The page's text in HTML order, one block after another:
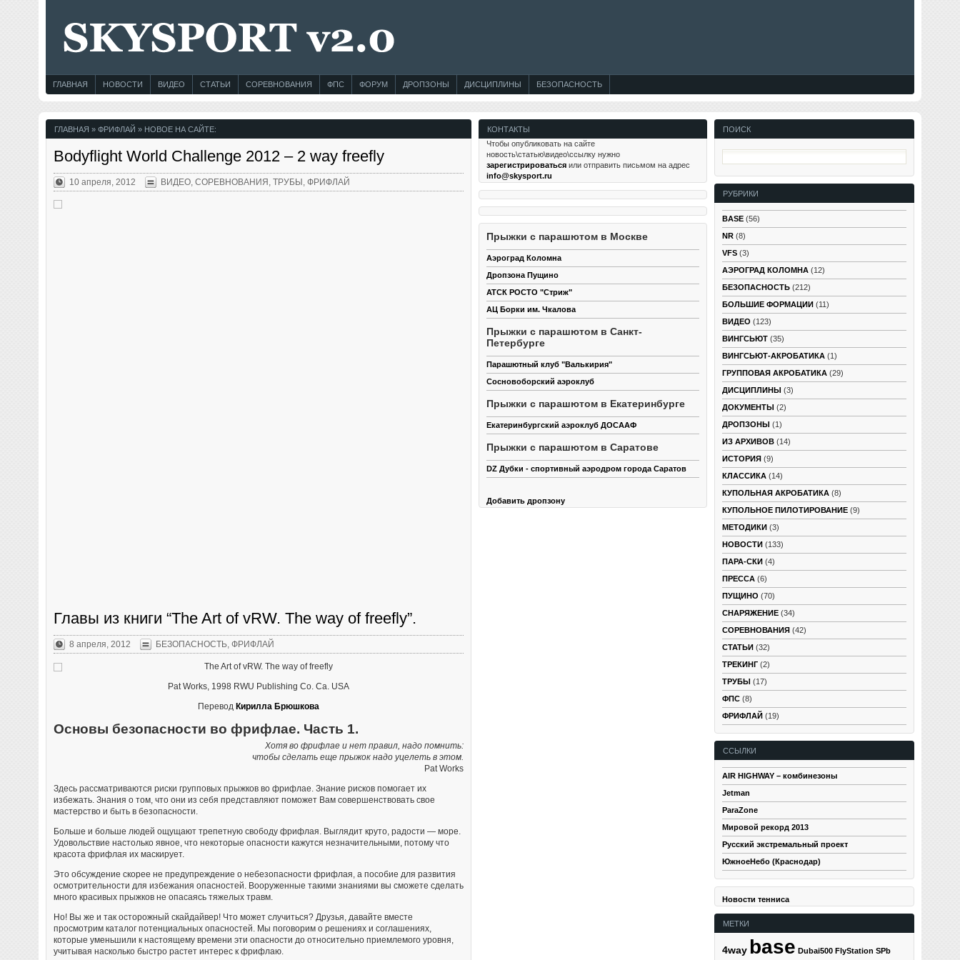
ГЛАВНАЯ НОВОСТИ ВИДЕО СТАТЬИ СОРЕВНОВАНИЯ ФПС ФОРУМ ДРОПЗОНЫ ДИСЦИПЛИНЫ БЕЗОПАСНОСТЬ
ГЛАВНАЯ » ФРИФЛАЙ » НОВОЕ НА САЙТЕ:
Bodyflight World Challenge 2012 – 2 way freefly
10 апреля, 2012 ВИДЕО, СОРЕВНОВАНИЯ ТРУБЫ ФРИФЛАЙ
Главы из книги “The Art of vRW. The way of freefly”.
8 апреля, 2012 БЕЗОПАСНОСТЬ, ФРИФЛАЙ
The Art of vRW. The way of freefly
Pat Works, 1998 RWU Publishing Co. Ca. USA
Перевод Кирилла Брюшкова
Основы безопасности во фрифлае. Часть 1.
Хотя во фрифлае и нет правил, надо помнить:
чтобы сделать еще прыжок надо уцелеть в этом.
Pat Works
Здесь рассматриваются риски групповых прыжков во фрифлае. Знание рисков помогает их
избежать. Знания о том, что они из себя представляют поможет Вам совершенствовать свое
мастерство и быть в безопасности.
Больше и больше людей ощущают трепетную свободу фрифлая. Выглядит круто, радости — море.
Удовольствие настолько явное, что некоторые опасности кажутся незначительными, потому что
красота фрифлая их маскирует.
Это обсуждение скорее не предупреждение о небезопасности фрифлая, а пособие для развития
осмотрительности для избежания опасностей. Вооруженные такими знаниями вы сможете сделать
много красивых прыжков не опасаясь тяжелых травм.
Но! Вы же и так осторожный скайдайвер! Что может случиться? Друзья, давайте вместе
просмотрим каталог потенциальных опасностей. Мы поговорим о решениях и соглашениях,
которые уменьшили к настоящему времени эти опасности до относительно приемлемого уровня,
учитывая насколько быстро растет интерес к фрифлаю.
ПОИСК
РУБРИКИ
BASE (56)
NR (8)
VFS (3)
АЭРОГРАД КОЛОМНА (12)
БЕЗОПАСНОСТЬ (212)
БОЛЬШИЕ ФОРМАЦИИ (11)
ВИДЕО (123)
ВИНГСЬЮТ (35)
ВИНГСЬЮТ-АКРОБАТИКА (1)
ГРУППОВАЯ АКРОБАТИКА (29)
ДИСЦИПЛИНЫ (3)
ДОКУМЕНТЫ (2)
ДРОПЗОНЫ (1)
ИЗ АРХИВОВ (14)
ИСТОРИЯ (9)
КЛАССИКА (14)
КУПОЛЬНАЯ АКРОБАТИКА (8)
КУПОЛЬНОЕ ПИЛОТИРОВАНИЕ (9)
МЕТОДИКИ (3)
НОВОСТИ (133)
ПАРА-СКИ (4)
ПРЕССА (6)
ПУЩИНО (70)
СНАРЯЖЕНИЕ (34)
СОРЕВНОВАНИЯ (42)
СТАТЬИ (32)
ТРЕКИНГ (2)
ТРУБЫ (17)
ФПС (8)
ФРИФЛАЙ (19)
ССЫЛКИ
AIR HIGHWAY – комбинезоны
Jetman
ParaZone
Мировой рекорд 2013
Русский экстремальный проект
ЮжноеНебо (Краснодар)
Новости тенниса
МЕТКИ
4way base Dubai500 FlyStation SPb
КОНТАКТЫ
Чтобы опубликовать на сайте
новость\статью\видео\ссылку нужно
зарегистрироваться или отправить письмом на адрес
info@skysport.ru
Прыжки с парашютом в Москве
Аэроград Коломна
Дропзона Пущино
АТСК РОСТО "Стриж"
АЦ Борки им. Чкалова
Прыжки с парашютом в Санкт-
Петербурге
Парашютный клуб "Валькирия"
Сосновоборский аэроклуб
Прыжки с парашютом в Екатеринбурге
Екатеринбургский аэроклуб ДОСААФ
Прыжки с парашютом в Саратове
DZ Дубки - спортивный аэродром города Саратов
Добавить дропзону